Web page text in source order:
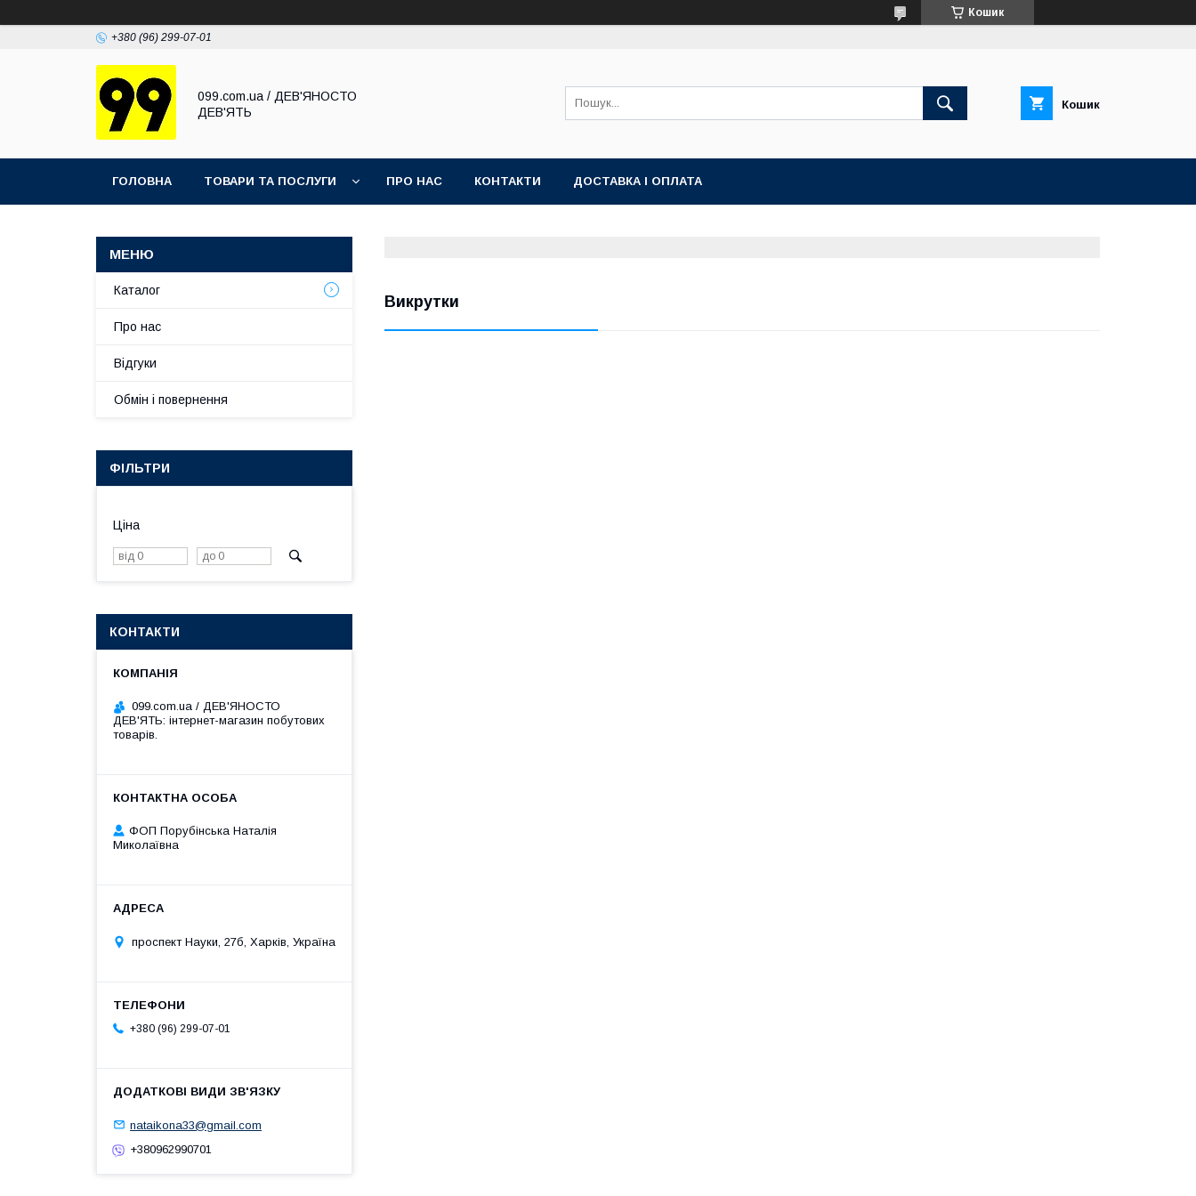
Кошик
+380 (96) 299-07-01
099.com.ua / ДЕВ'ЯНОСТО
ДЕВ'ЯТЬ
Кошик
ГОЛОВНА ТОВАРИ ТА ПОСЛУГИ ПРО НАС КОНТАКТИ ДОСТАВКА І ОПЛАТА
Викрутки
Каталог
Про нас
Відгуки
Обмін і повернення
ФІЛЬТРИ
Ціна
КОНТАКТИ
099.com.ua / ДЕВ'ЯНОСТО
ДЕВ'ЯТЬ: інтернет-магазин побутових
товарів.
ФОП Порубінська Наталія
Миколаївна
проспект Науки, 27б, Харків, Україна
+380 (96) 299-07-01
nataikona33@gmail.com
+380962990701